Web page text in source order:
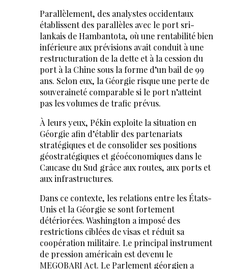
Parallèlement, des analystes occidentaux
établissent des parallèles avec le port sri-
lankais de Hambantota, où une rentabilité bien
inférieure aux prévisions avait conduit à une
restructuration de la dette et à la cession du
port à la Chine sous la forme d’un bail de 99
ans. Selon eux, la Géorgie risque une perte de
souveraineté comparable si le port n’atteint
pas les volumes de trafic prévus.
À leurs yeux, Pékin exploite la situation en
Géorgie afin d’établir des partenariats
stratégiques et de consolider ses positions
géostratégiques et géoéconomiques dans le
Caucase du Sud grâce aux routes, aux ports et
aux infrastructures.
Dans ce contexte, les relations entre les États-
Unis et la Géorgie se sont fortement
détériorées. Washington a imposé des
restrictions ciblées de visas et réduit sa
coopération militaire. Le principal instrument
de pression américain est devenu le
MEGOBARI Act. Le Parlement géorgien a